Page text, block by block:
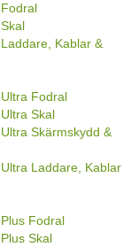
Kablar &
Fodral
Skal
Skärmskydd &
Laddare, Kablar
Fodral
Skal